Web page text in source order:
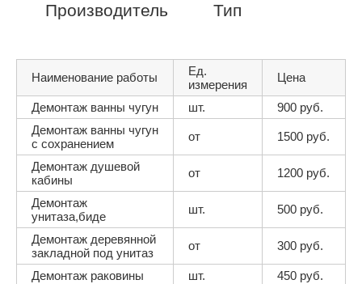
Производитель Тип
Наименование работы
Ед.
измерения
Цена
Демонтаж ванны чугун шт.
900 руб.
Демонтаж ванны чугун
с сохранением
от 1500 руб.
Демонтаж душевой
кабины
от 1200 руб.
Демонтаж
унитаза,биде
шт. 500 руб.
Демонтаж деревянной
закладной под унитаз
от 300 руб.
Демонтаж раковины шт.
450 руб.